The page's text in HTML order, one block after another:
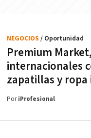
Premium
internacionales
zapatillas y
NEGOCIOS / Oportunidad
PoriProfesional